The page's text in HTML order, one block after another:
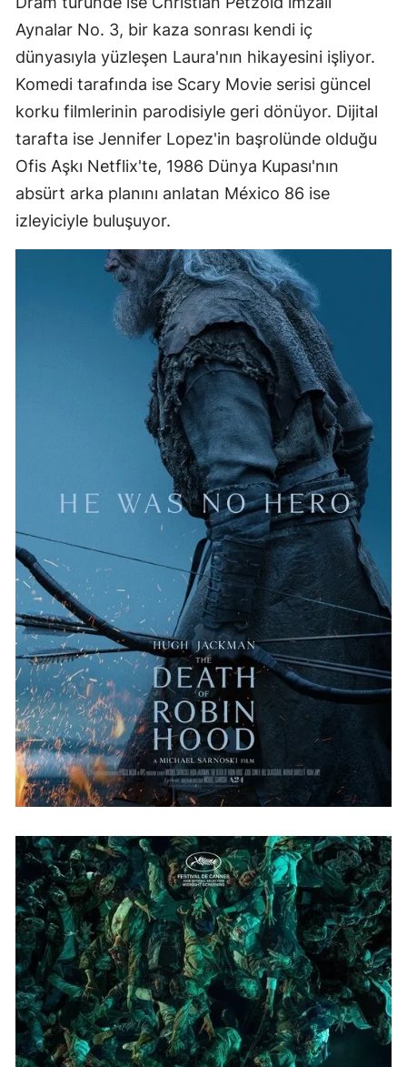
Aynalar No. 3, bir kaza sonrası kendi iç
dünyasıyla yüzleşen Laura'nın hikayesini işliyor.
Komedi tarafında ise Scary Movie serisi güncel
korku filmlerinin parodisiyle geri dönüyor. Dijital
tarafta ise Jennifer Lopez'in başrolünde olduğu
Ofis Aşkı Netflix'te, 1986 Dünya Kupası'nın
absürt arka planını anlatan México 86 ise
izleyiciyle buluşuyor.